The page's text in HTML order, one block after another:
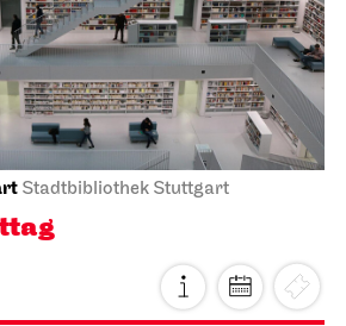
Stadtbibliothek Stuttgart